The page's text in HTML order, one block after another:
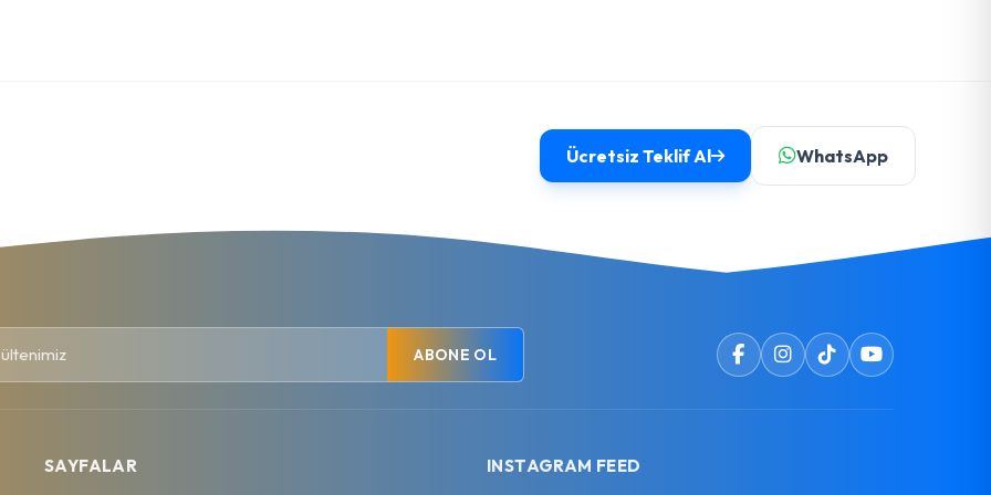
Ücretsiz Teklif Al WhatsApp
ABONE OL
SAYFALAR INSTAGRAM FEED